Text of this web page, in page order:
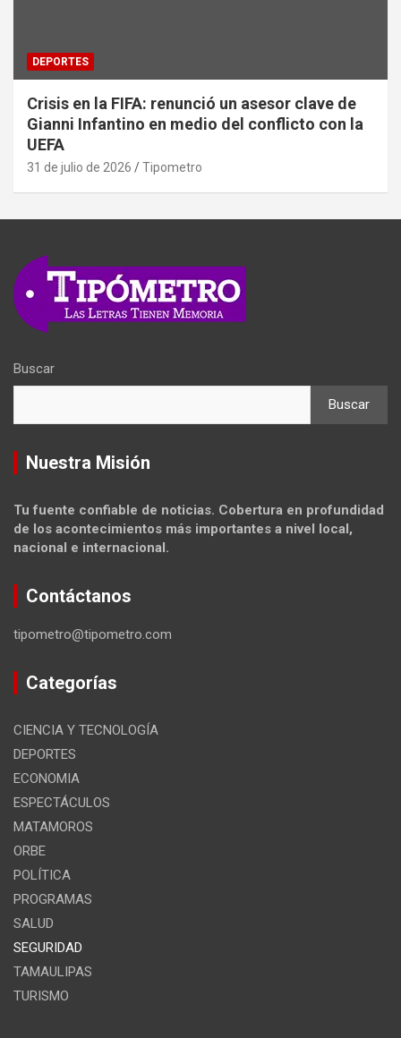
DEPORTES
Crisis en la FIFA: renunció un asesor clave de
Gianni Infantino en medio del conflicto con la
UEFA
31 de julio de 2026 Tipometro
Buscar
Buscar
Nuestra Misión
Tu fuente confiable de noticias. Cobertura en profundidad
de los acontecimientos más importantes a nivel local,
nacional e internacional.
Contáctanos
tipometro@tipometro.com
Categorías
CIENCIA Y TECNOLOGÍA
DEPORTES
ECONOMIA
ESPECTÁCULOS
MATAMOROS
ORBE
POLÍTICA
PROGRAMAS
SALUD
SEGURIDAD
TAMAULIPAS
TURISMO